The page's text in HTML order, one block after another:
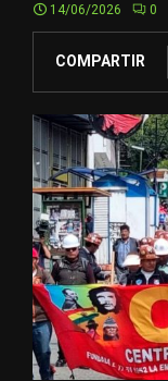
14/06/2026 0
COMPARTIR